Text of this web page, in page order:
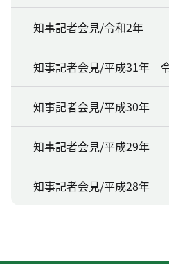
知事記者会見/令和2年
知事記者会見/平成31年
知事記者会見/平成30年
知事記者会見/平成29年
知事記者会見/平成28年